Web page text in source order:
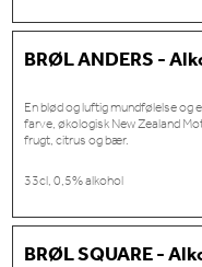
BRØL ANDERS -
En blød og luftig mundfølelse og
farve, økologisk New Zealand
frugt, citrus og bær.
33cl, 0,5% alkohol
BRØL SQUARE -